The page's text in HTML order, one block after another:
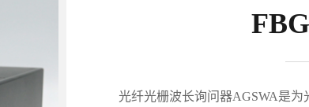
光纤光栅波长询问器AGSWA是